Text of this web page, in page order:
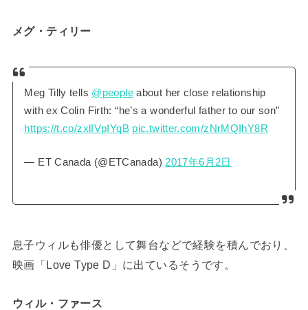
メグ・ティリー
Meg Tilly tells @peopleabout her close relationship
with ex Colin Firth: “he’s a wonderful father to our son”
https://t.co/zxlIVpIYqB pic.twitter.com/zNrMQIhY8R
— ET Canada (@ETCanada)2017年6月2日
息子ウィルも俳優として舞台などで経験を積んでおり、
映画「Love Type D」に出ているそうです。
ウィル・ファース